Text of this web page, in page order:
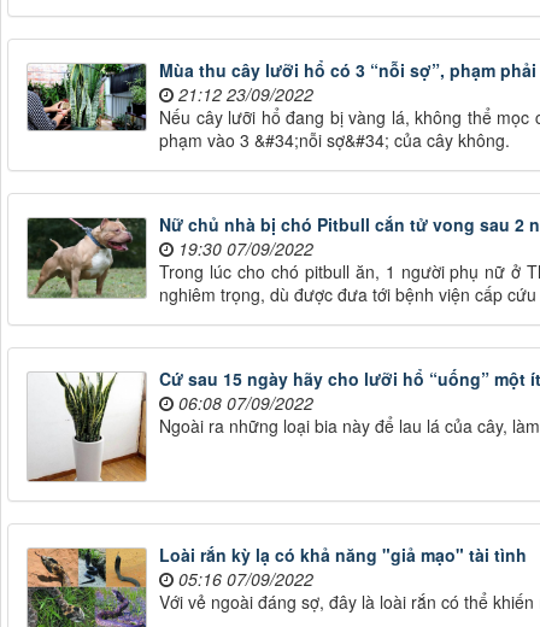
Mùa thu cây lưỡi hổ có 3 “nỗi sợ”, phạm
21:12 23/09/2022
Nếu cây lưỡi hổ đang bị vàng lá, không thể
phạm vào 3 &#34;nỗi sợ&#34; của cây không.
Nữ chủ nhà bị chó Pitbull cắn tử vong sau 2
19:30 07/09/2022
Trong lúc cho chó pitbull ăn, 1 người phụ nữ ở
nghiêm trọng, dù được đưa tới bệnh viện cấp
Cứ sau 15 ngày hãy cho lưỡi hổ “uống” một
06:08 07/09/2022
Ngoài ra những loại bia này để lau lá của cây,
Loài rắn kỳ lạ có khả năng "giả mạo" tài tình
05:16 07/09/2022
Với vẻ ngoài đáng sợ, đây là loài rắn có thể